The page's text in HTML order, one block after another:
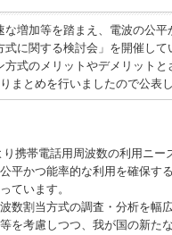
増加等を踏まえ、電波の公平
に関する検討会」を開催して
式のメリットやデメリットと
まとめを行いましたので公表し
携帯電話用周波数の利用ニー
平かつ能率的な利用を確保す
ています。
数割当方式の調査・分析を幅
を考慮しつつ、我が国の新た